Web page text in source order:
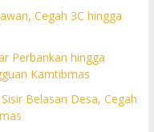
Cegah 3C hingga
Perbankan hingga
Kamtibmas
Belasan Desa, Cegah